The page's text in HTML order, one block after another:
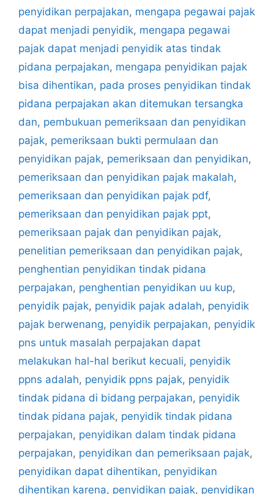
penyidikan perpajakan, mengapa pegawai pajak
dapat menjadi penyidik, mengapa pegawai
pajak dapat menjadi penyidik atas tindak
pidana perpajakan, mengapa penyidikan pajak
bisa dihentikan, pada proses penyidikan tindak
pidana perpajakan akan ditemukan tersangka
dan, pembukuan pemeriksaan dan penyidikan
pajak, pemeriksaan bukti permulaan dan
penyidikan pajak, pemeriksaan dan penyidikan,
pemeriksaan dan penyidikan pajak makalah,
pemeriksaan dan penyidikan pajak pdf,
pemeriksaan dan penyidikan pajak ppt,
pemeriksaan pajak dan penyidikan pajak,
penelitian pemeriksaan dan penyidikan pajak,
penghentian penyidikan tindak pidana
perpajakan, penghentian penyidikan uu kup,
penyidik pajak, penyidik pajak adalah, penyidik
pajak berwenang, penyidik perpajakan, penyidik
pns untuk masalah perpajakan dapat
melakukan hal-hal berikut kecuali, penyidik
ppns adalah, penyidik ppns pajak, penyidik
tindak pidana di bidang perpajakan, penyidik
tindak pidana pajak, penyidik tindak pidana
perpajakan, penyidikan dalam tindak pidana
perpajakan, penyidikan dan pemeriksaan pajak,
penyidikan dapat dihentikan, penyidikan
dihentikan karena, penyidikan pajak, penyidikan